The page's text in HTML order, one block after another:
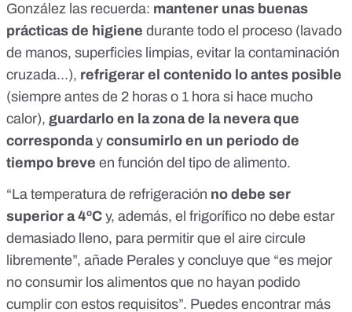
González las recuerda: mantener unas buenas
prácticas de higiene durante todo el proceso (lavado
de manos, superficies limpias, evitar la contaminación
cruzada...), refrigerar el contenido lo antes posible
(siempre antes de 2 horas o 1 hora si hace mucho
calor), guardarlo en la zona de la nevera que
corresponday consumirlo en un periodo de
tiempo breve en función del tipo de alimento.
“La temperatura de refrigeración no debe ser
superior a 4ºC y, además, el frigorífico no debe estar
demasiado lleno, para permitir que el aire circule
libremente”, añade Perales y concluye que “es mejor
no consumir los alimentos que no hayan podido
cumplir con estos requisitos”. Puedes encontrar más